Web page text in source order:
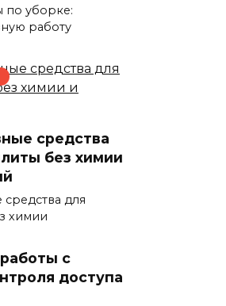
по уборке:
работу
средства
без химии
для
химии
с
доступа